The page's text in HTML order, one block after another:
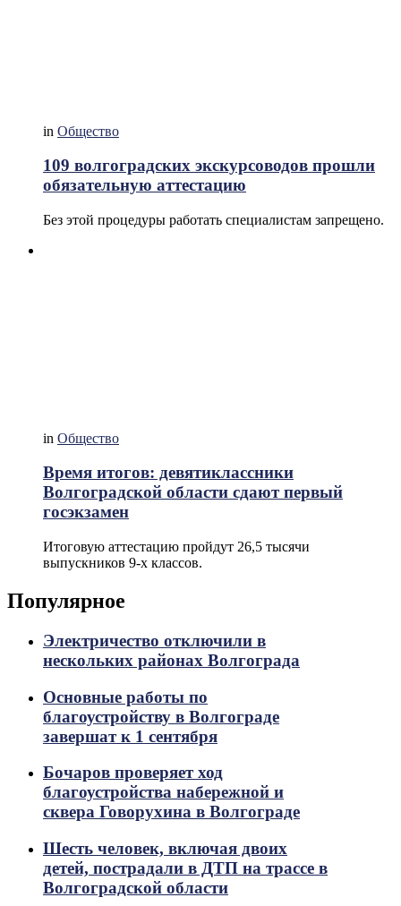
in Общество
109 волгоградских экскурсоводов прошли
обязательную аттестацию
Без этой процедуры работать специалистам запрещено.
in Общество
Время итогов: девятиклассники
Волгоградской области сдают первый
госэкзамен
Итоговую аттестацию пройдут 26,5 тысячи
выпускников 9-х классов.
Популярное
Электричество отключили в
нескольких районах Волгограда
Основные работы по
благоустройству в Волгограде
завершат к 1 сентября
Бочаров проверяет ход
благоустройства набережной и
сквера Говорухина в Волгограде
Шесть человек, включая двоих
детей, пострадали в ДТП на трассе в
Волгоградской области